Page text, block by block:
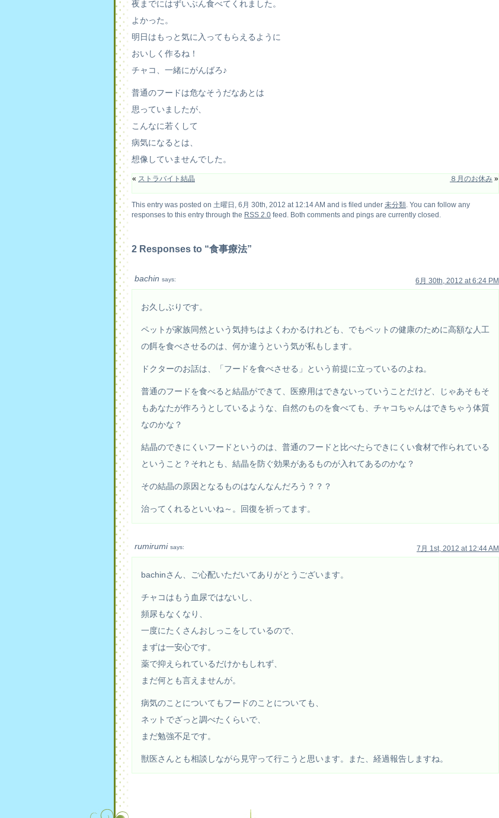
夜までにはずいぶん食べてくれました。
よかった。
明日はもっと気に入ってもらえるように
おいしく作るね！
チャコ、一緒にがんばろ♪
普通のフードは危なそうだなあとは
思っていましたが、
こんなに若くして
病気になるとは、
想像していませんでした。
« ストラバイト結晶 ８月のお休み »
This entry was posted on 土曜日, 6月 30th, 2012 at 12:14 AM and is filed under 未分類 . You can follow any
responses to this entry through the RSS 2.0 feed. Both comments and pings are currently closed.
2 Responses to “食事療法”
6月 30th, 2012 at 6:24 PM
bachin says:
お久しぶりです。
ペットが家族同然という気持ちはよくわかるけれども、でもペットの健康のために高額な人工
の餌を食べさせるのは、何か違うという気が私もします。
ドクターのお話は、「フードを食べさせる」という前提に立っているのよね。
普通のフードを食べると結晶ができて、医療用はできないっていうことだけど、じゃあそもそ
もあなたが作ろうとしているような、自然のものを食べても、チャコちゃんはできちゃう体質
なのかな？
結晶のできにくいフードというのは、普通のフードと比べたらできにくい食材で作られている
ということ？それとも、結晶を防ぐ効果があるものが入れてあるのかな？
その結晶の原因となるものはなんなんだろう？？？
治ってくれるといいね～。回復を祈ってます。
7月 1st, 2012 at 12:44 AM
rumirumi says:
bachinさん、ご心配いただいてありがとうございます。
チャコはもう血尿ではないし、
頻尿もなくなり、
一度にたくさんおしっこをしているので、
まずは一安心です。
薬で抑えられているだけかもしれず、
まだ何とも言えませんが。
病気のことについてもフードのことについても、
ネットでざっと調べたくらいで、
まだ勉強不足です。
獣医さんとも相談しながら見守って行こうと思います。また、経過報告しますね。